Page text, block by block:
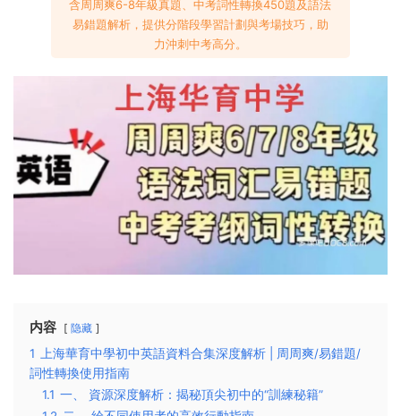
含周周爽6-8年級真題、中考詞性轉換450題及語法
易錯題解析，提供分階段學習計劃與考場技巧，助
力沖刺中考高分。
内容 隐藏
1
上海華育中學初中英語資料合集深度解析 | 周周爽/易錯題/
詞性轉換使用指南
1.1 一、 資源深度解析：揭秘頂尖初中的“訓練秘籍”